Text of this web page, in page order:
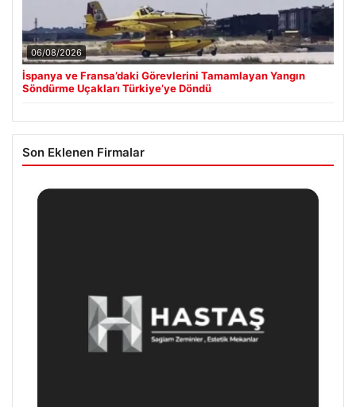
06/08/2026
İspanya ve Fransa’daki Görevlerini Tamamlayan Yangın
Söndürme Uçakları Türkiye’ye Döndü
Son Eklenen Firmalar